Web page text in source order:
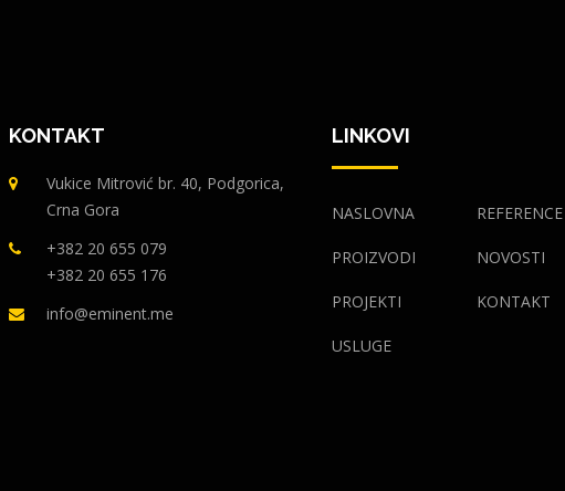
KONTAKT
Vukice Mitrović br. 40, Podgorica,
Crna Gora
+382 20 655 079
+382 20 655 176
info@eminent.me
LINKOVI
NASLOVNA
PROIZVODI
PROJEKTI
USLUGE
REFERENCE
NOVOSTI
KONTAKT